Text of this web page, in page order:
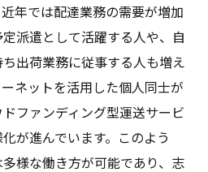
年では配達業務の需要が増加
派遣として活躍する人や、自
出荷業務に従事する人も増え
ネットを活用した個人同士が
ファンディング型運送サービ
が進んでいます。このよう
様な働き方が可能であり、志